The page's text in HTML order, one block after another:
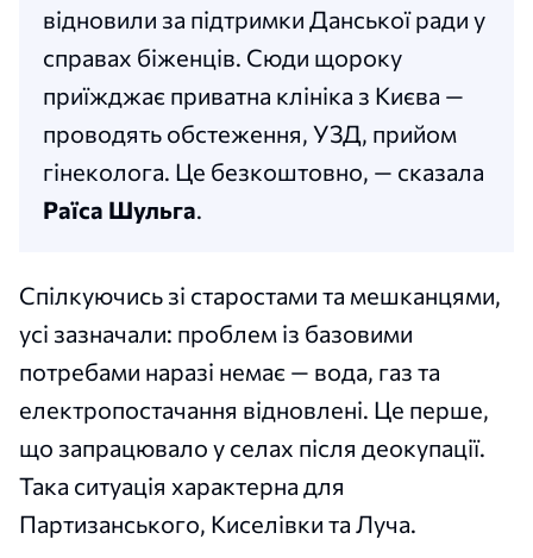
відновили за підтримки Данської ради у
справах біженців. Сюди щороку
приїжджає приватна клініка з Києва —
проводять обстеження, УЗД, прийом
гінеколога. Це безкоштовно, — сказала
Раїса Шульга.
Спілкуючись зі старостами та мешканцями,
усі зазначали: проблем із базовими
потребами наразі немає — вода, газ та
електропостачання відновлені. Це перше,
що запрацювало у селах після деокупації.
Така ситуація характерна для
Партизанського, Киселівки та Луча.